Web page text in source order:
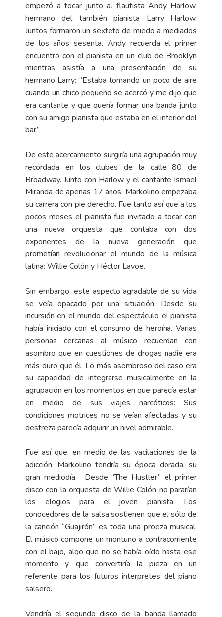
empezó a tocar junto al flautista Andy Harlow,
hermano del también pianista Larry Harlow.
Juntos formaron un sexteto de miedo a mediados
de los años sesenta. Andy recuerda el primer
encuentro con el pianista en un club de Brooklyn
mientras asistía a una presentación de su
hermano Larry: “Estaba tomando un poco de aire
cuando un chico pequeño se acercó y me dijo que
era cantante y que quería formar una banda junto
con su amigo pianista que estaba en el interior del
bar”.
De este acercamiento surgiría una agrupación muy
recordada en los clubes de la calle 80 de
Broadway. Junto con Harlow y el cantante Ismael
Miranda de apenas 17 años, Markolino empezaba
su carrera con pie derecho. Fue tanto así que a los
pocos meses el pianista fue invitado a tocar con
una nueva orquesta que contaba con dos
exponentes de la nueva generación que
prometían revolucionar el mundo de la música
latina: Willie Colón y Héctor Lavoe.
Sin embargo, este aspecto agradable de su vida
se veía opacado por una situación: Desde su
incursión en el mundo del espectáculo el pianista
había iniciado con el consumo de heroína. Varias
personas cercanas al músico recuerdan con
asombro que en cuestiones de drogas nadie era
más duro que él. Lo más asombroso del caso era
su capacidad de integrarse musicalmente en la
agrupación en los momentos en que parecía estar
en medio de sus viajes narcóticos: Sus
condiciones motrices no se veían afectadas y su
destreza parecía adquirir un nivel admirable.
Fue así que, en medio de las vacilaciones de la
adicción, Markolino tendría su época dorada, su
gran mediodía. Desde “The Hustler” el primer
disco con la orquesta de Willie Colón no pararían
los elogios para el joven pianista. Los
conocedores de la salsa sostienen que el sólo de
la canción “Guajirón” es toda una proeza musical.
El músico compone un montuno a contracorriente
con el bajo, algo que no se había oído hasta ese
momento y que convertiría la pieza en un
referente para los futuros interpretes del piano
salsero.
Vendría el segundo disco de la banda llamado